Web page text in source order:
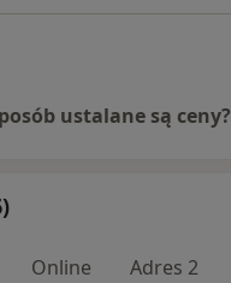
ustalane są ceny?
Online Adres 2